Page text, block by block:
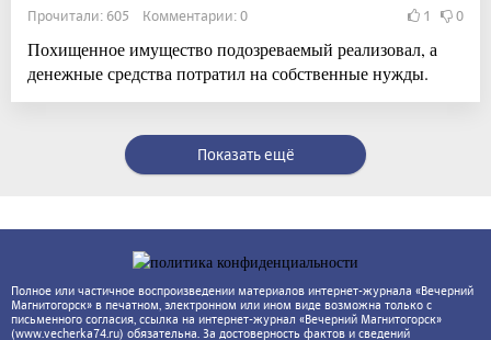
Прочитали: 605 Комментарии: 0 1 0
Похищенное имущество подозреваемый реализовал, а
денежные средства потратил на собственные нужды.
Показать ещё
Полное или частичное воспроизведении материалов интернет-журнала «Вечерний
Магнитогорск» в печатном, электронном или ином виде возможна только с
письменного согласия, ссылка на интернет-журнал «Вечерний Магнитогорск»
(www.vecherka74.ru) обязательна. За достоверность фактов и сведений